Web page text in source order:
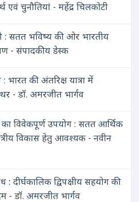
एवं चुनौतियां - महेंद्र चिलकोटी
: सतत भविष्य की ओर भारतीय
- संपादकीय डेस्क
भारत की अंतरिक्ष यात्रा में
- डॉ. अमरजीत भार्गव
विवेकपूर्ण उपयोग : सतत आर्थिक
विकास हेतु आवश्यक - नवीन
: दीर्घकालिक द्विपक्षीय सहयोग की
- डॉ. अमरजीत भार्गव